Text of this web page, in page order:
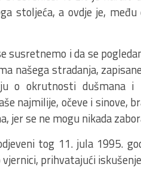
stoljeća, a ovdje je,
susretnemo i da se
našega stradanja,
o okrutnosti dušmana
najmilije, očeve i sinove,
jer se ne mogu nikada
tog 11. jula 1995.
prihvatajući